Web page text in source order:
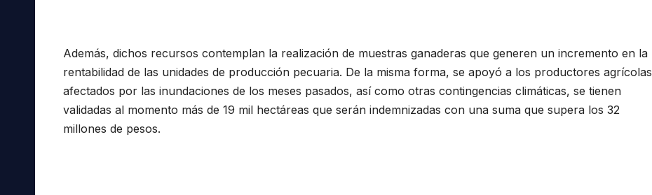
Además, dichos recursos contemplan la realización de muestras ganaderas que generen un incremento en la
rentabilidad de las unidades de producción pecuaria. De la misma forma, se apoyó a los productores agrícolas
afectados por las inundaciones de los meses pasados, así como otras contingencias climáticas, se tienen
validadas al momento más de 19 mil hectáreas que serán indemnizadas con una suma que supera los 32
millones de pesos.